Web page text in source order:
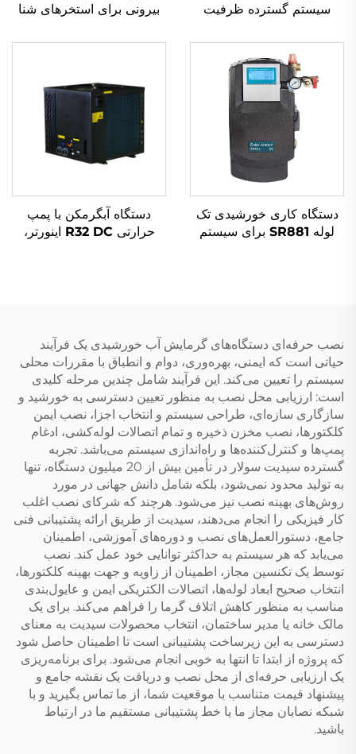
سیستم گسترده ظرفیت
سیستم‌های دوباره گرما-
مبادله پلاستیک
بیرونی برای استخرهای شنا
دوستدار محیط زیست
دستگاه کاری خورشیدی تک
لوله SR881 برای سیستم
دستگاه آبگرمکن با پمپ
حرارتی R32 DC اینورتر،
نصب حرفه‌ای دستگاه‌های گرمایش آب خورشیدی یک فرآیند
حیاتی است که ایمنی، بهره‌وری، دوام و انطباق با مقررات محلی
سیستم را تعیین می‌کند. این فرآیند شامل چندین مرحله کلیدی
است: ارزیابی محل نصب به منظور تعیین دسترسی به خورشید و
سازگاری سازه‌ای، طراحی سیستم و انتخاب اجزا، نصب ایمن
کلکتورها، نصب مخزن ذخیره و تمام اتصالات لوله‌کشی، ادغام
پمپ‌ها و کنترل‌کننده‌ها و راه‌اندازی سیستم می‌باشد. تجربه
گسترده سیدیت سولار در تأمین بیش از 20 میلیون دستگاه، تنها
به تولید محدود نمی‌شود، بلکه شامل دانش جهانی در مورد
روش‌های بهینه نصب نیز می‌شود. هرچند که شرکای نصب اغلب
کار فیزیکی را انجام می‌دهند، سیدیت از طریق ارائه پشتیبانی فنی
جامع، دستورالعمل‌های نصب و دوره‌های آموزشی، اطمینان
می‌یابد که هر سیستم به حداکثر توانایی خود عمل کند. نصب
توسط یک تکنسین مجاز، اطمینان از زاویه و جهت بهینه کلکتورها،
انتخاب صحیح ابعاد لوله‌ها، اتصالات الکتریکی ایمن و عایول‌بندی
مناسب به منظور کاهش اتلاف گرما را فراهم می‌کند. برای یک
مالک خانه یا مدیر ساختمان، انتخاب محصولات سیدیت به معنای
دسترسی به این زیرساخت پشتیبانی است تا اطمینان حاصل شود
که پروژه از ابتدا تا انتها به خوبی انجام می‌شود. برای برنامه‌ریزی
یک ارزیابی حرفه‌ای از محل نصب و دریافت یک نقشه جامع و
پیشنهاد قیمت متناسب با موقعیت شما، از ما تماس بگیرید و با
شبکه نصابان مجاز ما یا خط پشتیبانی مستقیم ما در ارتباط
باشید.